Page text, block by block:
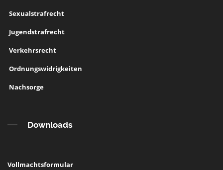
Sexualstrafrecht
Jugendstrafrecht
Verkehrsrecht
Ordnungswidrigkeiten
Nachsorge
Downloads
Vollmachtsformular